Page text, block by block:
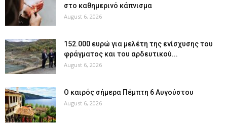
στο καθημερινό κάπνισμα
August 6, 2026
152.000 ευρώ για μελέτη της ενίσχυσης του
φράγματος και του αρδευτικού...
August 6, 2026
Ο καιρός σήμερα Πέμπτη 6 Αυγούστου
August 6, 2026